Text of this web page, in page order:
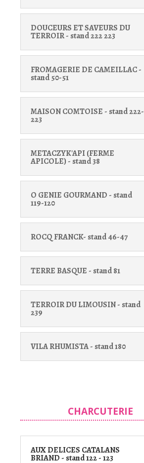
DOUCEURS ET SAVEURS DU
TERROIR - stand 222 223
FROMAGERIE DE CAMEILLAC -
stand 50-51
MAISON COMTOISE - stand 222-
223
METACZYK'API (FERME
APICOLE) - stand 38
O GENIE GOURMAND - stand
119-120
ROCQ FRANCK- stand 46-47
TERRE BASQUE - stand 81
TERROIR DU LIMOUSIN - stand
239
VILA RHUMISTA - stand 180
CHARCUTERIE
AUX DELICES CATALANS
BRIAND - stand 122 - 123